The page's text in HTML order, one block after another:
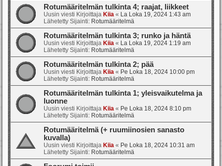
Rotumääritelmän tulkinta 4; raajat, liikkeet
Uusin viesti Kirjoittaja Kiia « La Loka 19, 2024 1:43 am
Lähetetty Sijainti: Rotumääritelmä
Rotumääritelmän tulkinta 3; runko ja häntä
Uusin viesti Kirjoittaja Kiia « La Loka 19, 2024 1:19 am
Lähetetty Sijainti: Rotumääritelmä
Rotumääritelmän tulkinta 2; pää
Uusin viesti Kirjoittaja Kiia « Pe Loka 18, 2024 10:00 pm
Lähetetty Sijainti: Rotumääritelmä
Rotumääritelmän tulkinta 1; yleisvaikutelma ja
luonne
Uusin viesti Kirjoittaja Kiia « Pe Loka 18, 2024 8:10 pm
Lähetetty Sijainti: Rotumääritelmä
Rotumääritelmä (+ ruumiinosien sanasto
kuvalla)
Uusin viesti Kirjoittaja Kiia « Pe Loka 18, 2024 10:31 am
Lähetetty Sijainti: Rotumääritelmä